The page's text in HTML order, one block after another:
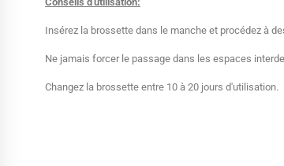
Insérez la brossette dans le manche et procédez à
Ne jamais forcer le passage dans les espaces
Changez la brossette entre 10 à 20 jours d'utilisation.